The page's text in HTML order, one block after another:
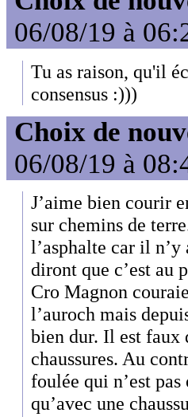
06/08/19 à
Tu as raison, qu'il
consensus :)))
Choix de
06/08/19 à
J’aime bien courir
sur chemins de
l’asphalte car il n’y
diront que c’est au
Cro Magnon
l’auroch mais
bien dur. Il est faux
chaussures. Au
foulée qui n’est
qu’avec une